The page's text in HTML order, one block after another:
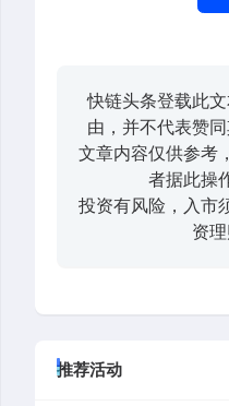
快链头条登载此
由，并不代表赞
文章内容仅供参考
者据此操
投资有风险，入市
资理
推荐活动